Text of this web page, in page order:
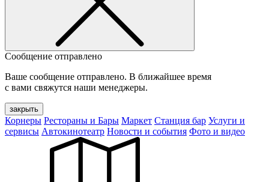
Сообщение отправлено
Ваше сообщение отправлено. В ближайшее время
с вами свяжутся наши менеджеры.
закрыть
Корнеры Рестораны и Бары Маркет Станция бар Услуги и
сервисы Автокинотеатр Новости и события Фото и видео